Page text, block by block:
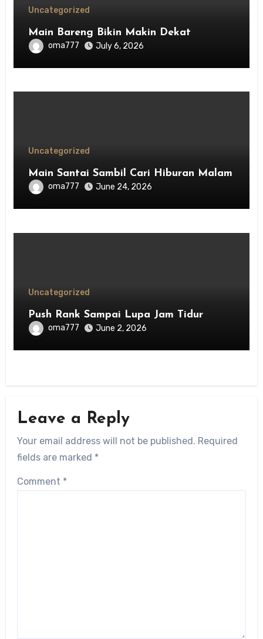
Uncategorized
Main Bareng Bikin Makin Dekat
oma777 July 6, 2026
Uncategorized
Main Santai Sambil Cari Hiburan Malam
oma777 June 24, 2026
Uncategorized
Push Rank Sampai Lupa Jam Tidur
oma777 June 2, 2026
Leave a Reply
Your email address will not be published. Required
fields are marked *
Comment *